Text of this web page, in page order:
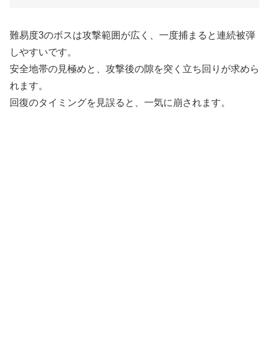
難易度3のボスは攻撃範囲が広く、一度捕まると連続被弾
しやすいです。
安全地帯の見極めと、攻撃後の隙を突く立ち回りが求めら
れます。
回復のタイミングを見誤ると、一気に崩されます。